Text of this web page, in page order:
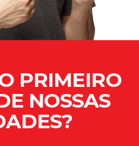
PRIMEIRO
NOSSAS